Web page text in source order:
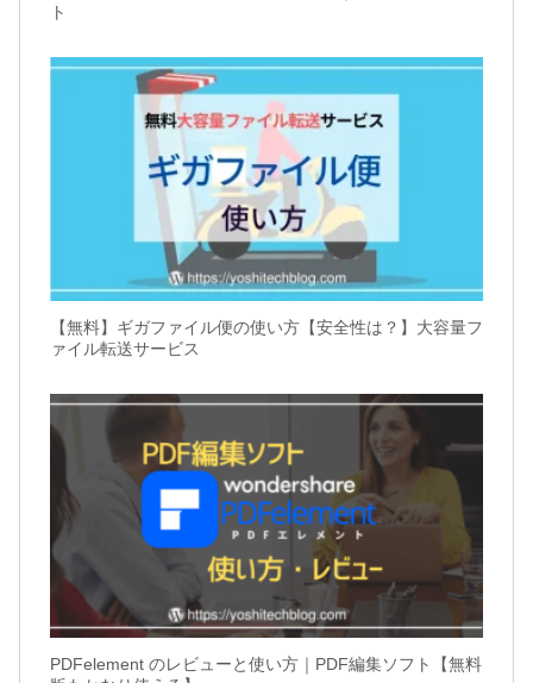
ト
【無料】ギガファイル便の使い方【安全性は？】大容量フ
ァイル転送サービス
PDFelement のレビューと使い方｜PDF編集ソフト【無料